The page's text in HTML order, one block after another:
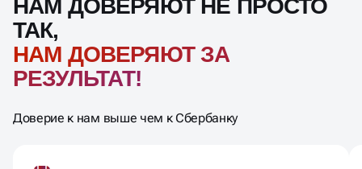
НАМ ДОВЕРЯЮТ НЕ ПРОСТО
ТАК,
НАМ ДОВЕРЯЮТ ЗА
РЕЗУЛЬТАТ!
Доверие к нам выше чем к Сбербанку